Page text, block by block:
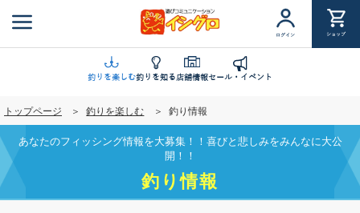
ン
に
移
動
ログイン ショップ
釣りを楽しむ釣りを知る店舗情報セール・イベント
トップページ 釣りを楽しむ 釣り情報
あなたのフィッシング情報を大募集！！喜びと悲しみをみんなに大公
開！！
釣り情報